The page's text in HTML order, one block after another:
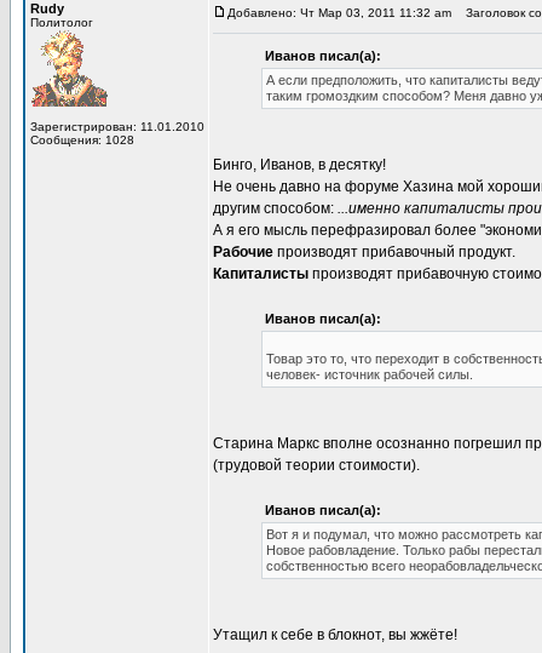
Rudy
Политолог
Зарегистрирован: 11.01.2010
Сообщения: 1028
Добавлено: Чт Мар 03, 2011 11:32 am Заголовок
Иванов писал(а):
А если предположить, что капиталисты
таким громоздким способом? Меня давно
Бинго, Иванов, в десятку!
Не очень давно на форуме Хазина мой
другим способом: ...именно капиталисты
А я его мысль перефразировал более
Рабочие производят прибавочный продукт.
Капиталисты производят прибавочную
Иванов писал(а):
Товар это то, что переходит в
человек- источник рабочей силы.
Старина Маркс вполне осознанно погрешил
(трудовой теории стоимости).
Иванов писал(а):
Вот я и подумал, что можно рассмотреть
Новое рабовладение. Только рабы
собственностью всего
Утащил к себе в блокнот, вы жжёте!